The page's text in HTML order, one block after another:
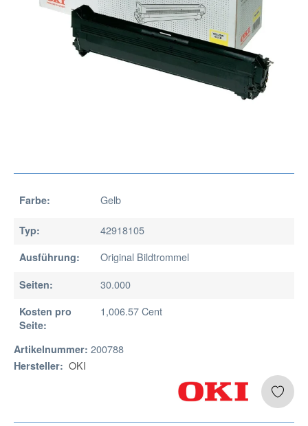
Farbe: Gelb
Typ: 42918105
Ausführung: Original Bildtrommel
Seiten: 30.000
Kosten pro
Seite:
1,006.57 Cent
Artikelnummer: 200788
Hersteller: OKI